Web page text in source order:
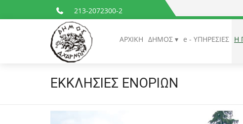
213-2072300-2
ΑΡΧΙΚΗ ΔΗΜΟΣ e - ΥΠΗΡΕΣΙΕΣ Η
ΕΚΚΛΗΣΙΕΣ ΕΝΟΡΙΩΝ